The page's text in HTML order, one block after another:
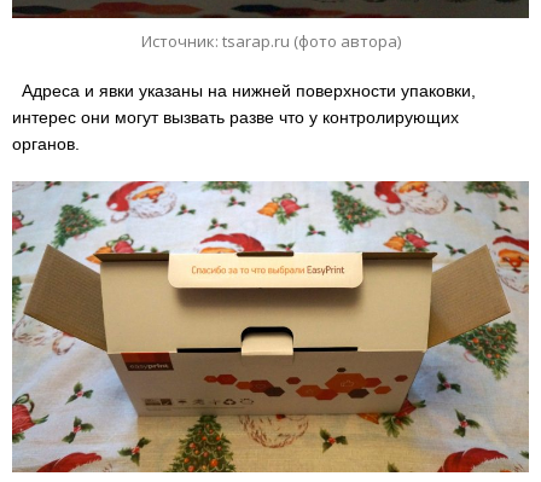
Источник: tsarap.ru (фото автора)
Адреса и явки указаны на нижней поверхности упаковки,
интерес они могут вызвать разве что у контролирующих
органов.